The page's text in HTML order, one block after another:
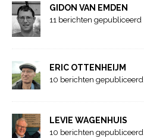
GIDON VAN EMDEN
11 berichten gepubliceerd
ERIC OTTENHEIJM
10 berichten gepubliceerd
LEVIE WAGENHUIS
10 berichten gepubliceerd